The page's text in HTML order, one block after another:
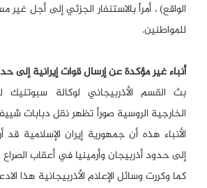
الواقع) ، أمراً بالاستنفار الجزئي إلى أجل
للمواطنين.
أنباء غير مؤكدة عن إرسال قوات إيرانية إلى
بث القسم الأذربيجاني لوكالة سبوتنيك
الخارجية الروسية صوراً تظهر نقل دبابات
الأنباء هذه أن جمهورية إيران الإسلامية
إلى حدود أذربيجان وأرمينيا في أعقاب الصراع
كما وكررت وسائل الإعلام الأذربيجانية هذا